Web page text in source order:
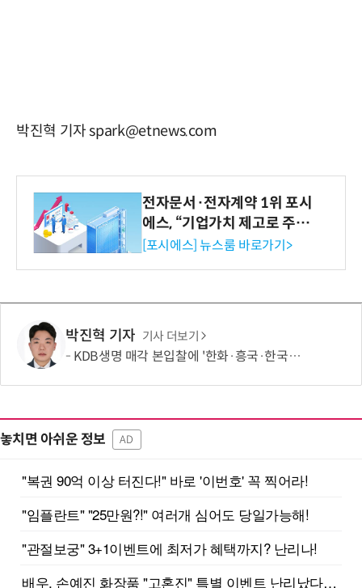
박진혁 기자 spark@etnews.com
전자문서·전자계약 1위 포시
에스, “기업가치 제고로 주주
환원 강화” 계획 공시
[포시에스] 뉴스룸 바로가기>
박진혁 기자 기사 더보기
KDB생명 매각 본입찰에 '한화·흥국·한국금융' 참여
놓치면 아쉬운 정보 AD